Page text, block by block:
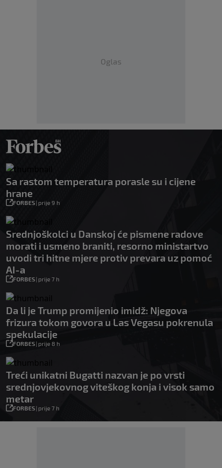
Oglas
Sa rastom temperatura porasle su i cijene
hrane
FORBES| prije 9 h
Srednjoškolci u Danskoj će pismene radove
morati i usmeno braniti, resorno ministartvo
uvodi tri hitne mjere protiv prevara uz pomoć
AI-a
FORBES| prije 7 h
Da li je Trump promijenio imidž: Njegova
frizura tokom govora u Las Vegasu pokrenula
spekulacije
FORBES| prije 8 h
Treći unikatni Bugatti nazvan je po vrsti
srednjovjekovnog viteškog konja i visok samo
metar
FORBES| prije 7 h